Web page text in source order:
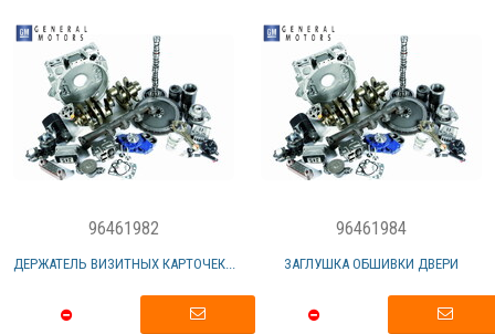
96461982
ДЕРЖАТЕЛЬ ВИЗИТНЫХ КАРТОЧЕК...
96461984
ЗАГЛУШКА ОБШИВКИ ДВЕРИ